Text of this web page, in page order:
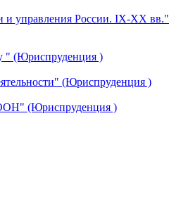
и управления России. IХ-ХХ вв."
" (Юриспруденция )
(Юриспруденция )
(Юриспруденция )